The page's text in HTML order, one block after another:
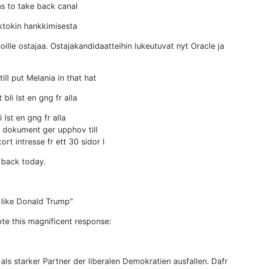
to take back canal
hankkimisesta
ostajaa. Ostajakandidaatteihin lukeutuvat nyt Oracle ja
put Melania in that hat
bli lst en gng fr alla
lst en gng fr alla
ger upphov till
intresse fr ett 30 sidor l
today.
Donald Trump"
this magnificent response:
starker Partner der liberalen Demokratien ausfallen. Dafr